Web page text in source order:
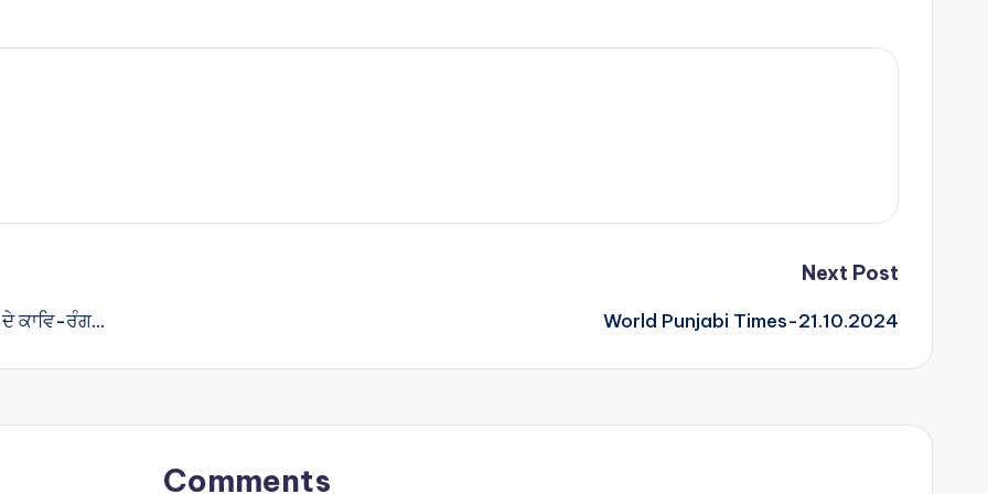
ਦੇ ਕਾਵਿ-ਰੰਗ…
Next Post
World Punjabi Times-21.10.2024
Comments